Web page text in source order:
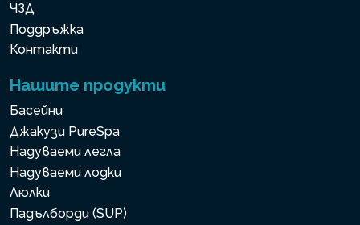
ЧЗД
Поддръжка
Контакти
Нашите продукти
Басейни
Джакузи PureSpa
Надуваеми легла
Надуваеми лодки
Люлки
Падълборди (SUP)